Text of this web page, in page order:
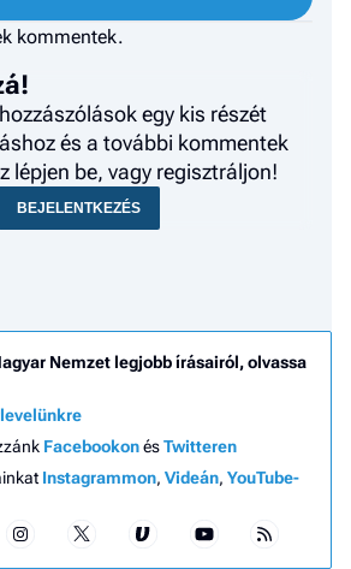
kommentek.
egy kis részét
és a további kommentek
lépjen be, vagy regisztráljon!
BEJELENTKEZÉS
Nemzet legjobb írásairól, olvassa
FacebookonésTwitteren
Instagrammon, Videán, YouTube-